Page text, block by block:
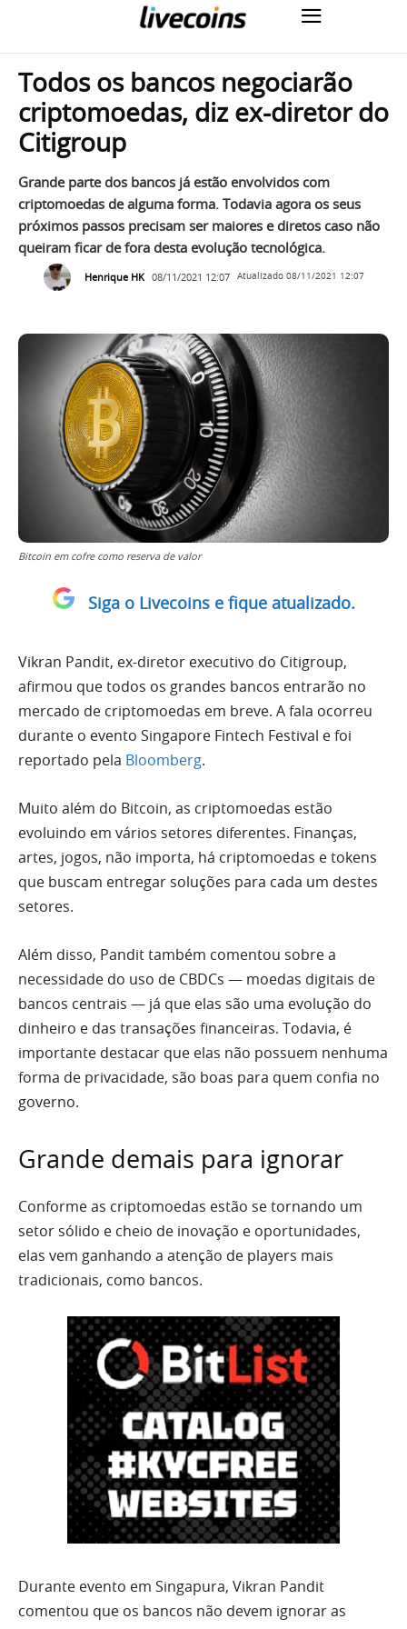
Todos os bancos negociarão
criptomoedas, diz ex-diretor do
Citigroup
Grande parte dos bancos já estão envolvidos com
criptomoedas de alguma forma. Todavia agora os seus
próximos passos precisam ser maiores e diretos caso não
queiram ficar de fora desta evolução tecnológica.
Henrique HK 08/11/2021 12:07 Atualizado 08/11/2021 12:07
Bitcoin em cofre como reserva de valor
Siga o Livecoins e fique atualizado.
Vikran Pandit, ex-diretor executivo do Citigroup,
afirmou que todos os grandes bancos entrarão no
mercado de criptomoedas em breve. A fala ocorreu
durante o evento Singapore Fintech Festival e foi
reportado pela Bloomberg.
Muito além do Bitcoin, as criptomoedas estão
evoluindo em vários setores diferentes. Finanças,
artes, jogos, não importa, há criptomoedas e tokens
que buscam entregar soluções para cada um destes
setores.
Além disso, Pandit também comentou sobre a
necessidade do uso de CBDCs — moedas digitais de
bancos centrais — já que elas são uma evolução do
dinheiro e das transações financeiras. Todavia, é
importante destacar que elas não possuem nenhuma
forma de privacidade, são boas para quem confia no
governo.
Grande demais para ignorar
Conforme as criptomoedas estão se tornando um
setor sólido e cheio de inovação e oportunidades,
elas vem ganhando a atenção de players mais
tradicionais, como bancos.
Durante evento em Singapura, Vikran Pandit
comentou que os bancos não devem ignorar as